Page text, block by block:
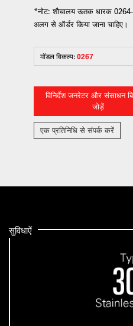
*नोट: शौचालय ऊतक धारक
अलग से ऑर्डर किया जाना चाहिए।
मॉडल विकल्प:0267
विनिर्देश जनरेटर और संसाधन
जोड़ें
एक प्रतिनिधि से संपर्क करें
सुविधाऐं